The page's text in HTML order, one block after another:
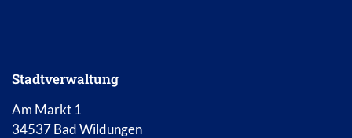
Stadtverwaltung
Am Markt 1
34537 Bad Wildungen